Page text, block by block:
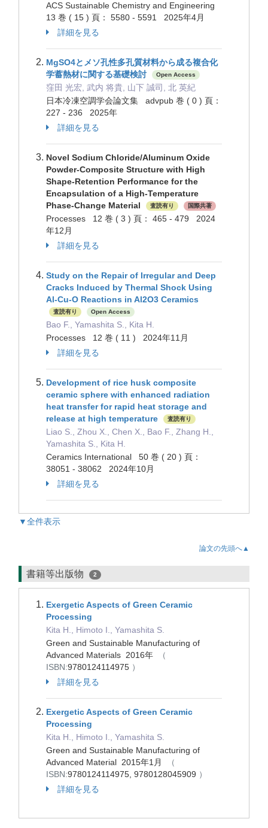
ACS Sustainable Chemistry and Engineering
13 巻 ( 15 ) 頁： 5580 - 5591 2025年4月
詳細を見る
MgSO4とメソ孔性多孔質材料から成る複合化
学蓄熱材に関する基礎検討
Open Access
窪田 光宏, 武内 将貴, 山下 誠司, 北 英紀
日本冷凍空調学会論文集 advpub 巻 ( 0 ) 頁：
227 - 236 2025年
詳細を見る
Novel Sodium Chloride/Aluminum Oxide
Powder-Composite Structure with High
Shape-Retention Performance for the
Encapsulation of a High-Temperature
Phase-Change Material
査読有り 国際共著
Processes 12 巻 ( 3 ) 頁： 465 - 479 2024
年12月
詳細を見る
Study on the Repair of Irregular and Deep
Cracks Induced by Thermal Shock Using
Al-Cu-O Reactions in Al2O3 Ceramics
査読有り Open Access
Bao F., Yamashita S., Kita H.
Processes 12 巻 ( 11 ) 2024年11月
詳細を見る
Development of rice husk composite
ceramic sphere with enhanced radiation
heat transfer for rapid heat storage and
release at high temperature
査読有り
Liao S., Zhou X., Chen X., Bao F., Zhang H.,
Yamashita S., Kita H.
Ceramics International 50 巻 ( 20 ) 頁：
38051 - 38062 2024年10月
詳細を見る
▼全件表示
論文の先頭へ▲
書籍等出版物 2
Exergetic Aspects of Green Ceramic
Processing
Kita H., Himoto I., Yamashita S.
Green and Sustainable Manufacturing of
Advanced Materials 2016年
（
ISBN:9780124114975 ）
詳細を見る
Exergetic Aspects of Green Ceramic
Processing
Kita H., Himoto I., Yamashita S.
Green and Sustainable Manufacturing of
Advanced Material 2015年1月
（
ISBN:9780124114975, 9780128045909 ）
詳細を見る